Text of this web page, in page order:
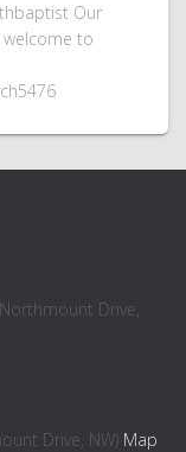
Our
welcome to
Drive,
Drive, NW) Map